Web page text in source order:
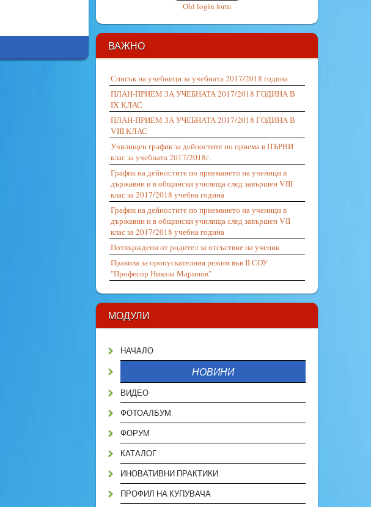
Old login form
ВАЖНО
Списък на учебници за учебната 2017/2018 година
ПЛАН-ПРИЕМ ЗА УЧЕБНАТА 2017/2018 ГОДИНА В
IX КЛАС
ПЛАН-ПРИЕМ ЗА УЧЕБНАТА 2017/2018 ГОДИНА В
VIII КЛАС
Училищен график за дейностите по приема в ПЪРВИ
клас за учебната 2017/2018г.
График на дейностите по приемането на ученици в
държавни и в общински училища след завършен VIII
клас за 2017/2018 учебна година
График на дейностите по приемането на ученици в
държавни и в общински училища след завършен VII
клас за 2017/2018 учебна година
Потвърждени от родител за отсъствие на ученик
Правила за пропускателния режим във II СОУ
"Професор Никола Маринов"
МОДУЛИ
НАЧАЛО
НОВИНИ
ВИДЕО
ФОТОАЛБУМ
ФОРУМ
КАТАЛОГ
ИНОВАТИВНИ ПРАКТИКИ
ПРОФИЛ НА КУПУВАЧА